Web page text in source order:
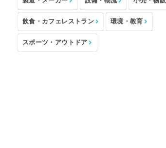
飲食・カフェレストラン 環境・教育
スポーツ・アウトドア